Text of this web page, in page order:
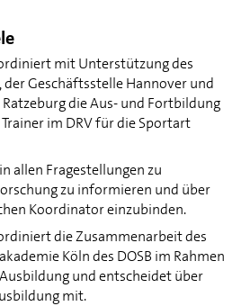
mit Unterstützung des
Geschäftsstelle Hannover und
die Aus- und Fortbildung
im DRV für die Sportart
allen Fragestellungen zu
zu informieren und über
Koordinator einzubinden.
die Zusammenarbeit des
Köln des DOSB im Rahmen
und entscheidet über
mit.